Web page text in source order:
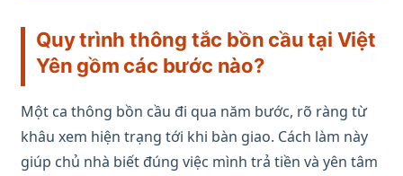
Quy trình thông tắc bồn cầu tại Việt
Yên gồm các bước nào?
Một ca thông bồn cầu đi qua năm bước, rõ ràng từ
khâu xem hiện trạng tới khi bàn giao. Cách làm này
giúp chủ nhà biết đúng việc mình trả tiền và yên tâm